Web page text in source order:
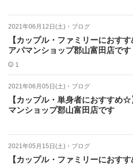
2021年06月12日(土) ・ ブログ
【カップル・ファミリーにおすす
アパマンショップ郡山富田店です
1
2021年06月05日(土) ・ ブログ
【カップル・単身者におすすめ☆
マンショップ郡山富田店です
2021年05月15日(土) ・ ブログ
【カップル・ファミリーにおすす